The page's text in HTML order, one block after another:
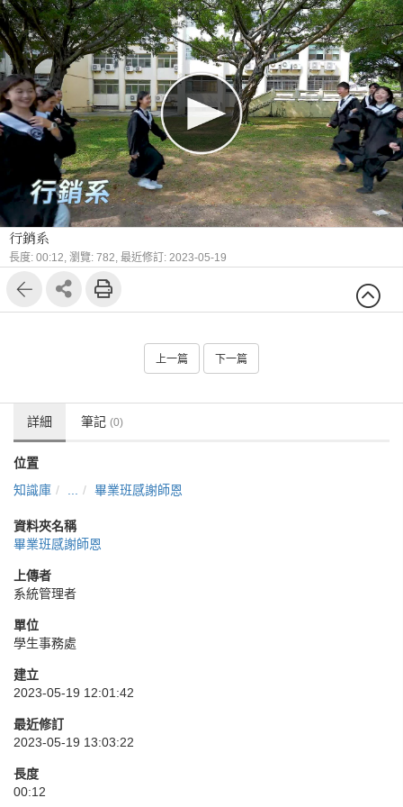
行銷系
長度: 00:12, 瀏覽: 782, 最近修訂: 2023-05-19
上一篇 下一篇
詳細 筆記 (0)
位置
知識庫
畢業班感謝師恩
資料夾名稱
畢業班感謝師恩
上傳者
系統管理者
單位
學生事務處
建立
2023-05-19 12:01:42
最近修訂
2023-05-19 13:03:22
長度
00:12